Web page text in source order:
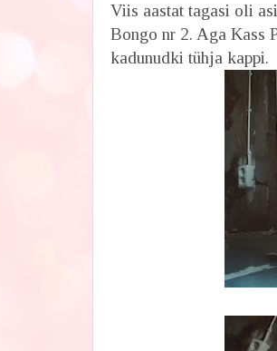
Viis aastat tagasi oli
Bongo nr 2. Aga Kass
kadunudki tühja kappi.